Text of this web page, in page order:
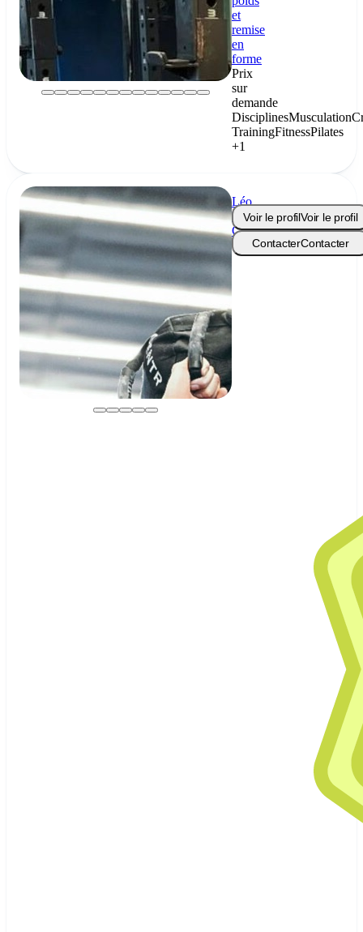
et
remise
en
forme
Prix
sur
demande
DisciplinesMusculation
TrainingFitnessPilates
+1
Léo
Herrou
Coaching
Voir le profilVoir le profil
ContacterContacter